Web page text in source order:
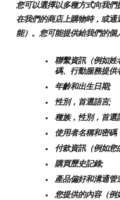
您可以選擇以多種方式向我
在我們的商店上購物時，或通
能）。您可能提供給我們的個
聯繫資訊（例如姓
碼、行動服務提供
年齡和出生日期;
性別，首選語言;
種族，性別，首選
使用者名稱和密碼
付款資訊（例如您
購買歷史記錄;
產品偏好和溝通管
您提供的內容（例